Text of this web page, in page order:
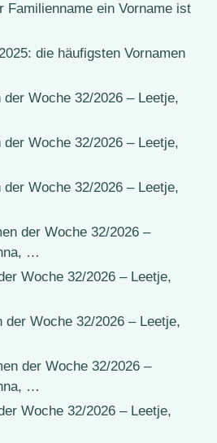
Familienname ein Vorname ist
die häufigsten Vornamen
der Woche 32/2026 – Leetje,
der Woche 32/2026 – Leetje,
der Woche 32/2026 – Leetje,
der Woche 32/2026 –
…
Woche 32/2026 – Leetje,
der Woche 32/2026 – Leetje,
der Woche 32/2026 –
…
Woche 32/2026 – Leetje,